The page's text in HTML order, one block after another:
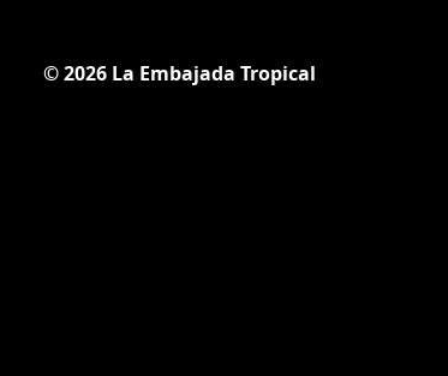
© 2026 La Embajada Tropical